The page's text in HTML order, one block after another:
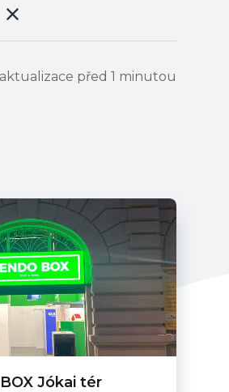
před 1 minutou
Jókai tér